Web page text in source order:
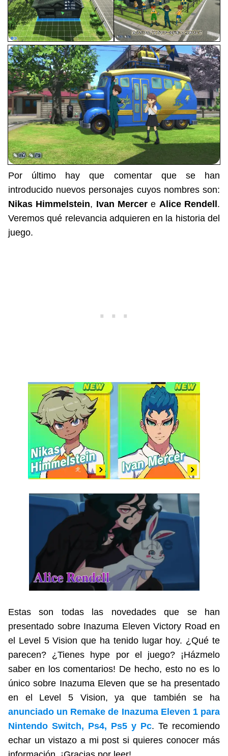
Por último hay que comentar que se han
introducido nuevos personajes cuyos nombres son:
Nikas Himmelstein, Ivan Mercer e Alice Rendell.
Veremos qué relevancia adquieren en la historia del
juego.
Estas son todas las novedades que se han
presentado sobre Inazuma Eleven Victory Road en
el Level 5 Vision que ha tenido lugar hoy. ¿Qué te
parecen? ¿Tienes hype por el juego? ¡Házmelo
saber en los comentarios! De hecho, esto no es lo
único sobre Inazuma Eleven que se ha presentado
en el Level 5 Vision, ya que también se ha
anunciado un Remake de Inazuma Eleven 1 para
Nintendo Switch, Ps4, Ps5 y Pc. Te recomiendo
echar un vistazo a mi post si quieres conocer más